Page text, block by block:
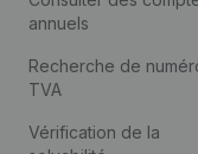
annuels
Recherche de
TVA
Vérification de la